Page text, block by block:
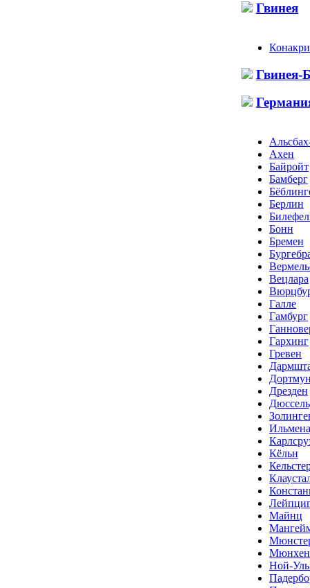
Гвинея
Конакри
Гвинея-
Ахен
Байройт
Бамберг
Берлин
Бонн
Бремен
Вецлара
Галле
Гамбург
Гархинг
Гревен
Дрезден
Кёльн
Майнц
Мюнхен
Ной-